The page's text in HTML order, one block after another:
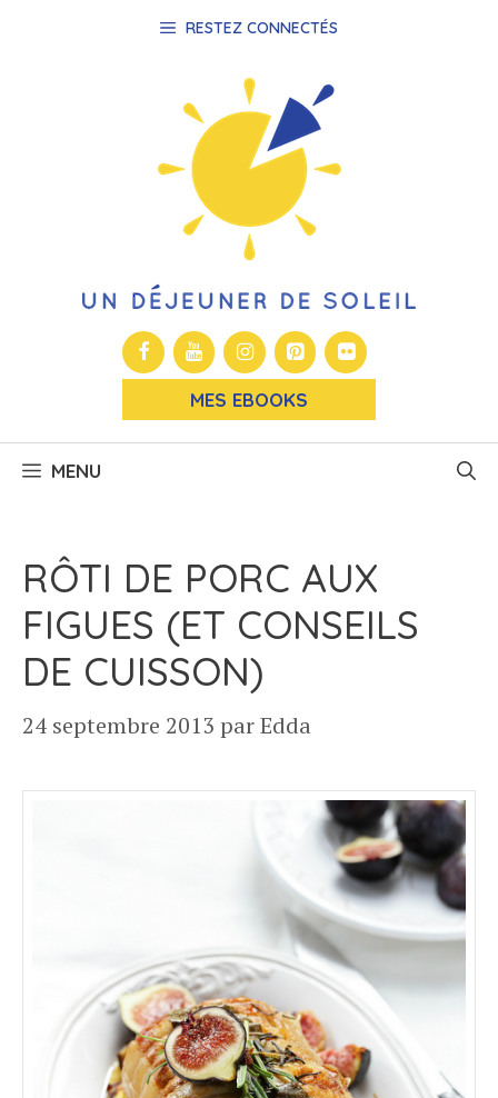
RESTEZ CONNECTÉS
MES EBOOKS
MENU
RÔTI DE PORC AUX
FIGUES (ET CONSEILS
DE CUISSON)
24 septembre 2013 parEdda